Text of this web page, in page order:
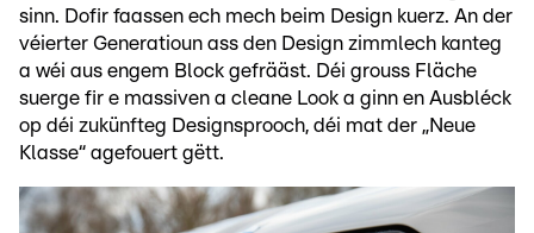
sinn. Dofir faassen ech mech beim Design kuerz. An der
véierter Generatioun ass den Design zimmlech kanteg
a wéi aus engem Block gefrääst. Déi grouss Fläche
suerge fir e massiven a cleane Look a ginn en Ausbléck
op déi zukünfteg Designsprooch, déi mat der „Neue
Klasse“ agefouert gëtt.